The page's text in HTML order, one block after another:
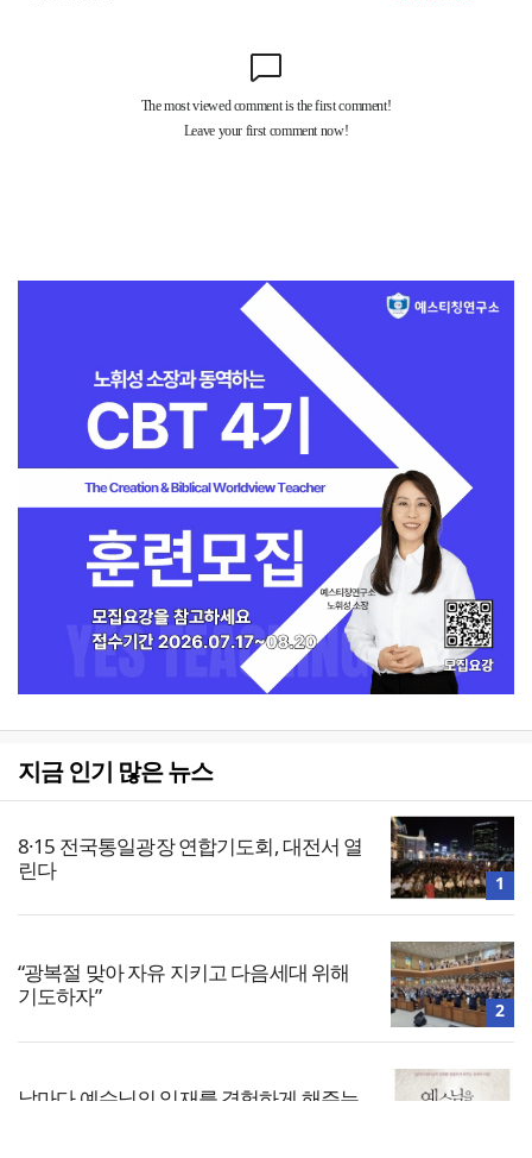
지금 인기 많은 뉴스
8·15 전국통일광장 연합기도회, 대전서 열
린다
1
“광복절 맞아 자유 지키고 다음세대 위해
기도하자”
2
날마다 예수님의 임재를 경험하게 해주는